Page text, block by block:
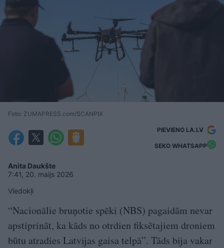
Foto: ZUMAPRESS.com/SCANPIX
PIEVIENO LA.LV
SEKO WHATSAPP
Anita Daukšte
7:41, 20. maijs 2026
Viedokļi
“Nacionālie bruņotie spēki (NBS) pagaidām nevar
apstiprināt, ka kāds no otrdien fiksētajiem droniem
būtu atradies Latvijas gaisa telpā”. Tāds bija vakar